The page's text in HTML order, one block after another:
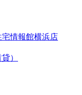
情報館横浜店
）